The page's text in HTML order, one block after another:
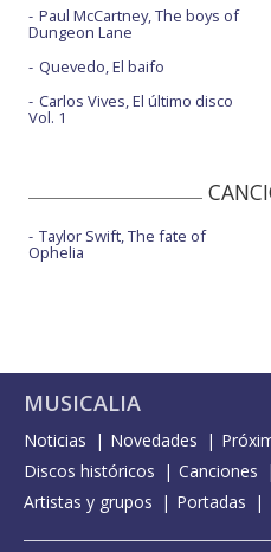
Paul McCartney, The boys of
Dungeon Lane
Quevedo, El baifo
Carlos Vives, El último disco
Vol. 1
Taylor Swift, The fate of
Ophelia
MUSICALIA
Noticias Novedades
Discos históricos
Canciones
Artistas y grupos
Portadas